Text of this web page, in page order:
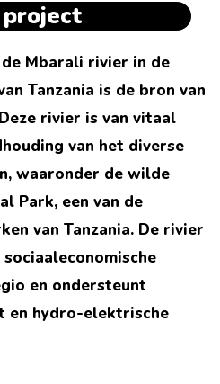
Mbarali rivier in de
Tanzania is de bron van
rivier is van vitaal
van het diverse
waaronder de wilde
Park, een van de
van Tanzania. De rivier
en ondersteunt
hydro-elektrische